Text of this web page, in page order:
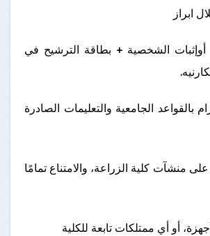
ابراز
أوإثبات الشخصية + بطاقة الترشيح في
بالقواعد الجامعية والتعليمات الصادرة
منشآت كلية الزراعة، والامتناع تمامًا
أو أي ممتلكات تابعة للكلية